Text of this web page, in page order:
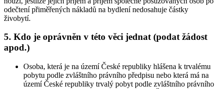
odečtení přiměřených nákladů na bydlení nedosahuje částky
živobytí.
5. Kdo je oprávněn v této věci jednat (podat žádost
apod.)
Osoba, která je na území České republiky hlášena k trvalému
pobytu podle zvláštního právního předpisu nebo která má na
území České republiky trvalý pobyt podle zvláštního právního